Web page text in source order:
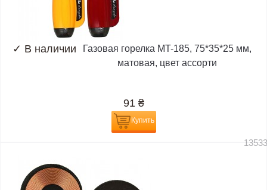
✓ В наличии
Газовая горелка MT-185, 75*35*25 мм,
матовая, цвет ассорти
91 ₴
Купить